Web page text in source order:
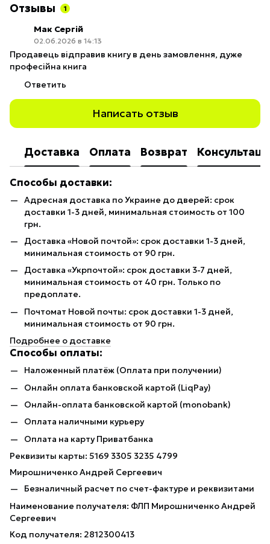
Отзывы 1
Мак Сергій
02.06.2026 в 14:13
Продавець відправив книгу в день замовлення, дуже
професійна книга
Ответить
Написать отзыв
Доставка Оплата Возврат
Способы доставки:
Адресная доставка по Украине до дверей: срок
доставки 1-3 дней, минимальная стоимость от 100
грн.
Доставка «Новой почтой»: срок доставки 1-3 дней,
минимальная стоимость от 90 грн.
Доставка «Укрпочтой»: срок доставки 3-7 дней,
минимальная стоимость от 40 грн. Только по
предоплате.
Почтомат Новой почты: срок доставки 1-3 дней,
минимальная стоимость от 90 грн.
Подробнее о доставке
Способы оплаты:
Наложенный платёж (Оплата при получении)
Онлайн оплата банковской картой (LiqPay)
Онлайн-оплата банковской картой (monobank)
Оплата наличными курьеру
Оплата на карту Приватбанка
Реквизиты карты: 5169 3305 3235 4799
Мирошниченко Андрей Сергеевич
Безналичный расчет по счет-фактуре и реквизитами
Наименование получателя: ФЛП Мирошниченко Андрей
Сергеевич
Код получателя: 2812300413